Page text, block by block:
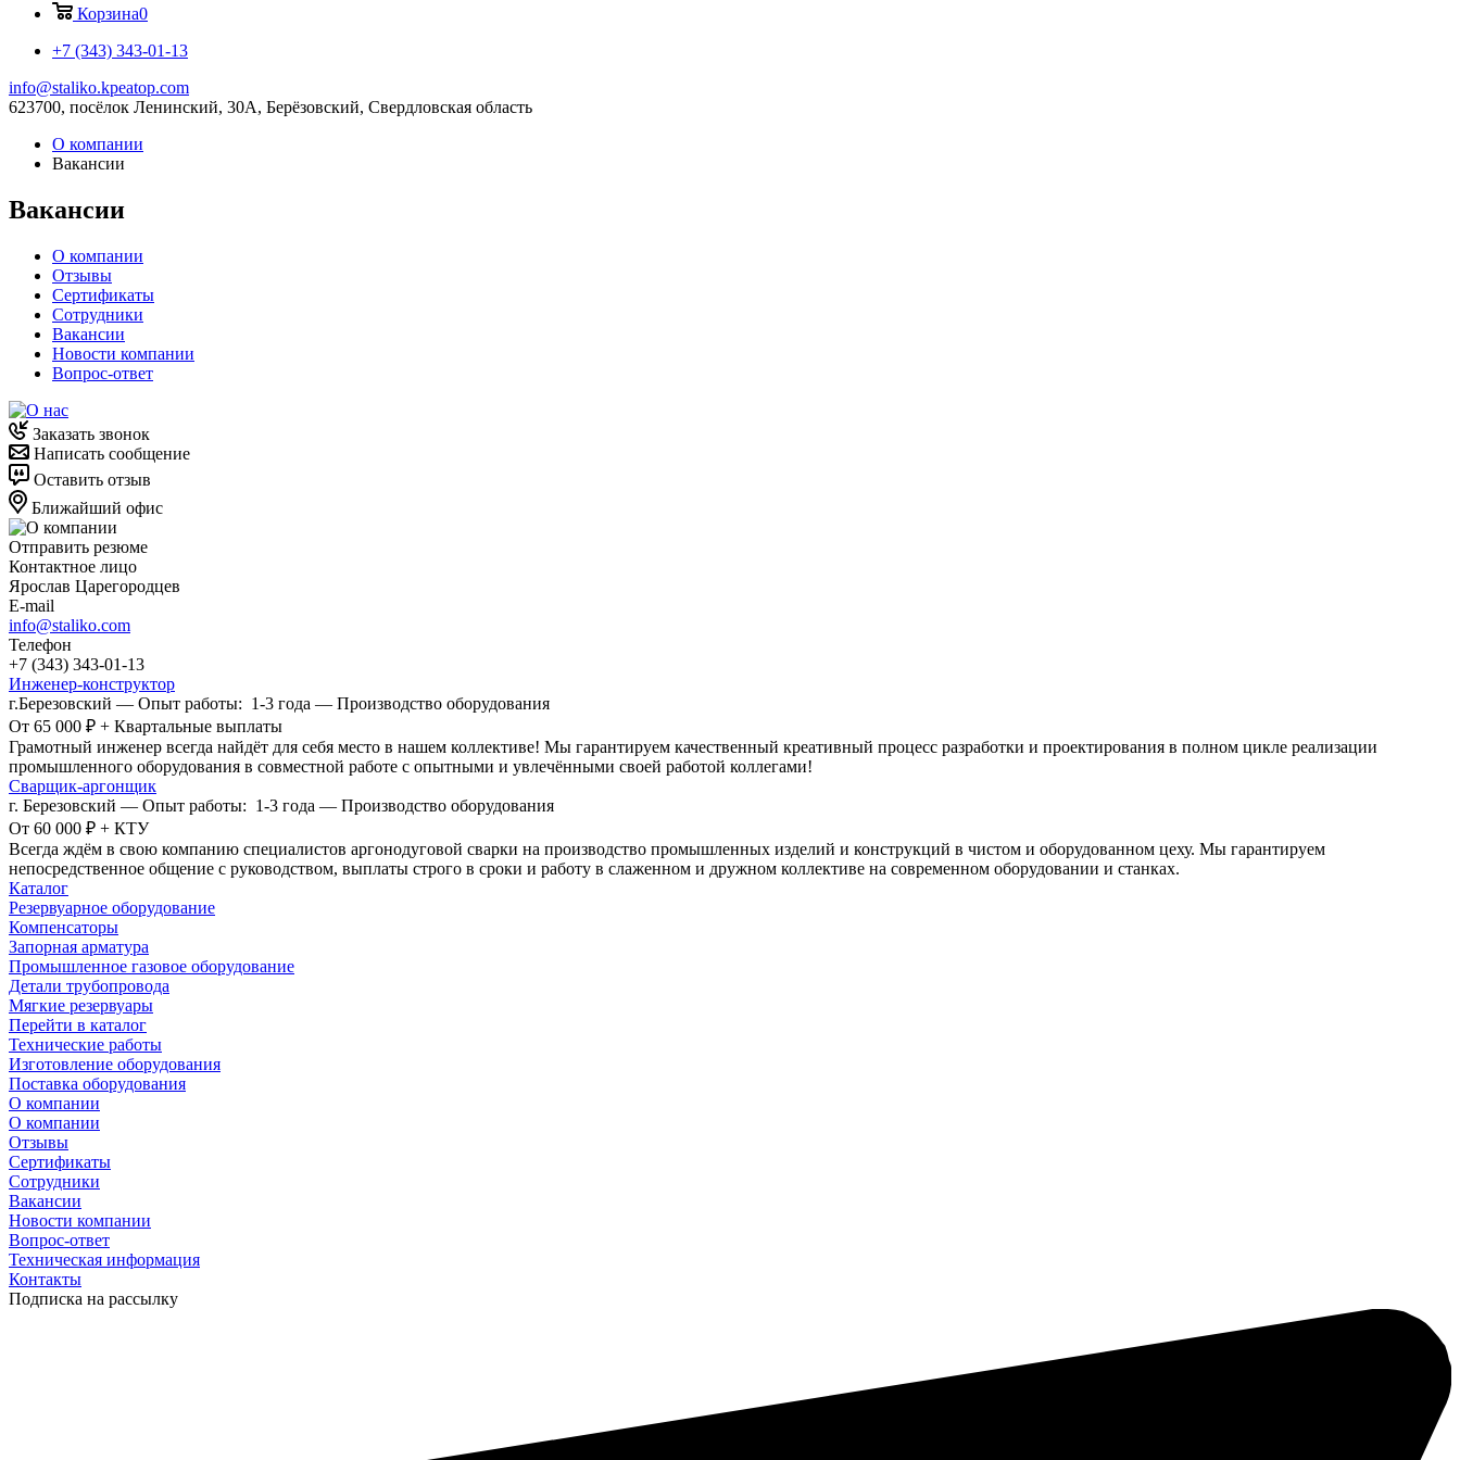
Корзина0
+7 (343) 343-01-13
info@staliko.kpeatop.com
623700, посёлок Ленинский, 30А, Берёзовский, Свердловская область
О компании
Вакансии
Вакансии
О компании
Отзывы
Сертификаты
Сотрудники
Вакансии
Новости компании
Вопрос-ответ
Заказать звонок
Написать сообщение
Оставить отзыв
Ближайший офис
Отправить резюме
Контактное лицо
Ярослав Царегородцев
E-mail
info@staliko.com
Телефон
+7 (343) 343-01-13
Инженер-конструктор
г.Березовский — Опыт работы: 1-3 года — Производство оборудования
От 65 000 ₽ + Квартальные выплаты
Грамотный инженер всегда найдёт для себя место в нашем коллективе! Мы гарантируем качественный креативный процесс разработки и проектирования в полном цикле реализации
промышленного оборудования в совместной работе с опытными и увлечёнными своей работой коллегами!
Сварщик-аргонщик
г. Березовский — Опыт работы: 1-3 года — Производство оборудования
От 60 000 ₽ + КТУ
Всегда ждём в свою компанию специалистов аргонодуговой сварки на производство промышленных изделий и конструкций в чистом и оборудованном цеху. Мы гарантируем
непосредственное общение с руководством, выплаты строго в сроки и работу в слаженном и дружном коллективе на современном оборудовании и станках.
Каталог
Резервуарное оборудование
Компенсаторы
Запорная арматура
Промышленное газовое оборудование
Детали трубопровода
Мягкие резервуары
Перейти в каталог
Технические работы
Изготовление оборудования
Поставка оборудования
О компании
О компании
Отзывы
Сертификаты
Сотрудники
Вакансии
Новости компании
Вопрос-ответ
Техническая информация
Контакты
Подписка на рассылку